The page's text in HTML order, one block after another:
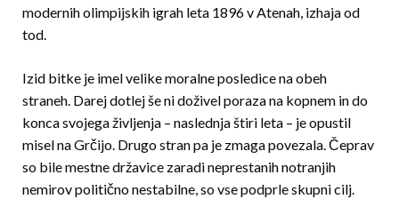
modernih olimpijskih igrah leta 1896 v Atenah, izhaja od
tod.
Izid bitke je imel velike moralne posledice na obeh
straneh. Darej dotlej še ni doživel poraza na kopnem in do
konca svojega življenja – naslednja štiri leta – je opustil
misel na Grčijo. Drugo stran pa je zmaga povezala. Čeprav
so bile mestne državice zaradi neprestanih notranjih
nemirov politično nestabilne, so vse podprle skupni cilj.